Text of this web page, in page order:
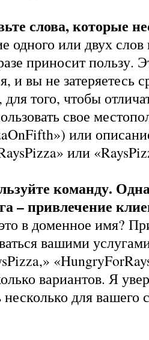
слова, которые
одного или двух
приносит пользу.
и вы не затеряетесь
того, чтобы
свое
или
или
команду. Одна
– привлечение
в доменное имя?
вашими
вариантов. Я
для вашего